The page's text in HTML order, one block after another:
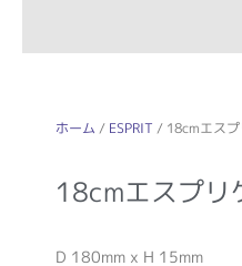
ホーム / ESPRIT / 18cmエス
18cmエスプリ
D 180mm x H 15mm